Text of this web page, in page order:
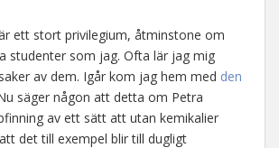
ett stort privilegium, åtminstone om
studenter som jag. Ofta lär jag mig
av dem. Igår kom jag hem med den
säger någon att detta om Petra
av ett sätt att utan kemikalier
det till exempel blir till dugligt